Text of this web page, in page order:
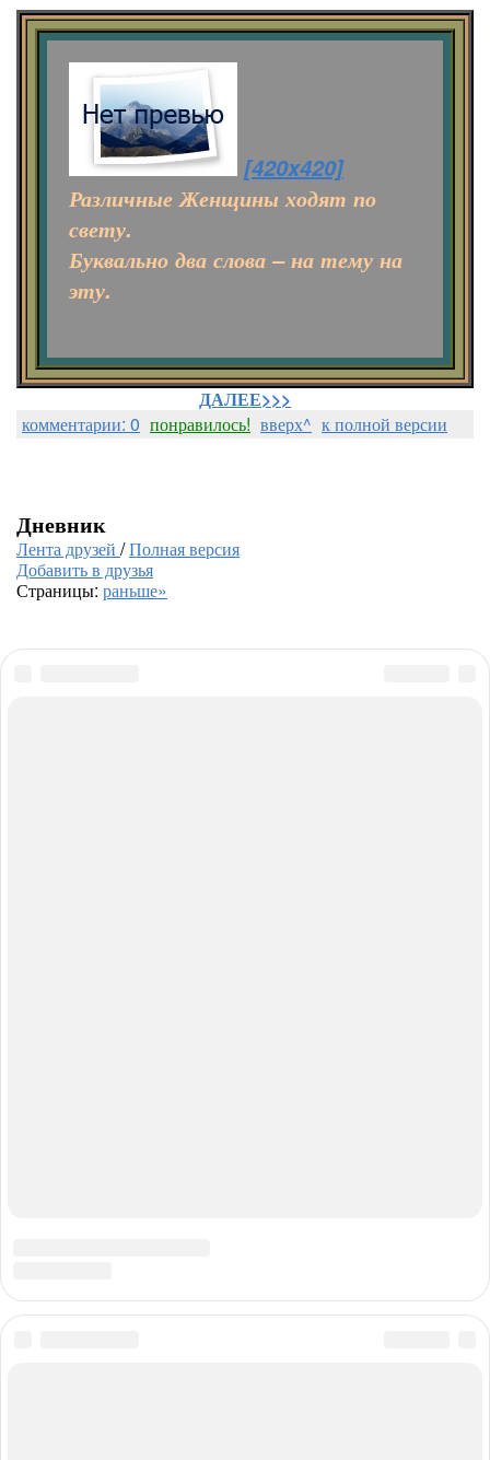
[420x420]
Различные Женщины ходят по
свету.
Буквально два слова – на тему на
эту.
ДАЛЕЕ>>>
комментарии: 0 понравилось! вверх^ к полной версии
Дневник
Лента друзей /Полная версия
Добавить в друзья
Страницы: раньше»